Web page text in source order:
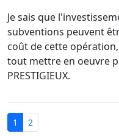
Je sais que
subventions peuvent
coût de cette
tout mettre en oeuvre
PRESTIGIEUX.
1 2